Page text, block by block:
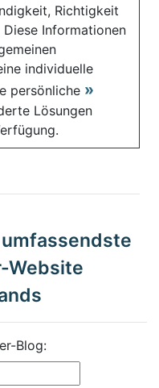
Richtigkeit
Informationen
individuelle
persönliche
Lösungen
Website
Blog: